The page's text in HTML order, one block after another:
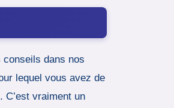
conseils dans nos
lequel vous avez de
C’est vraiment un